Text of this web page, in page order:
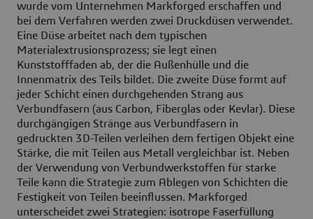
wurde vom Unternehmen Markforged erschaffen und
bei dem Verfahren werden zwei Druckdüsen verwendet.
Eine Düse arbeitet nach dem typischen
Materialextrusionsprozess; sie legt einen
Kunststofffaden ab, der die Außenhülle und die
Innenmatrix des Teils bildet. Die zweite Düse formt auf
jeder Schicht einen durchgehenden Strang aus
Verbundfasern (aus Carbon, Fiberglas oder Kevlar). Diese
durchgängigen Stränge aus Verbundfasern in
gedruckten 3D-Teilen verleihen dem fertigen Objekt eine
Stärke, die mit Teilen aus Metall vergleichbar ist. Neben
der Verwendung von Verbundwerkstoffen für starke
Teile kann die Strategie zum Ablegen von Schichten die
Festigkeit von Teilen beeinflussen. Markforged
unterscheidet zwei Strategien: isotrope Faserfüllung